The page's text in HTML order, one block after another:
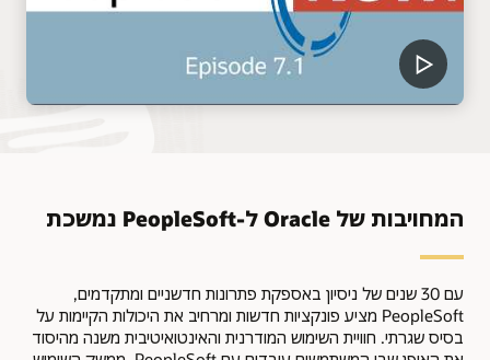
המחויבות של Oracle ל-PeopleSoft נמשכת
עם 30 שנים של ניסיון באספקת פתרונות חדשניים ומתקדמים,
PeopleSoft מציע פונקציות חדשות ומרחיב את היכולות הקיימות על
בסיס שגרתי. חוויית השימוש המודרנית והאינטואיטיבית משנה מהיסוד